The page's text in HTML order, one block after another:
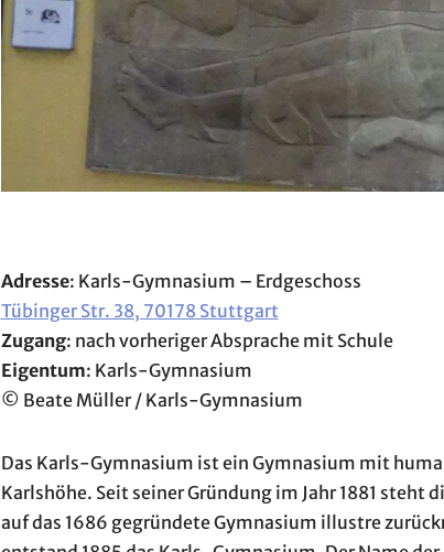
Adresse: Karls-Gymnasium – Erdgeschoss
Tübinger Str. 38, 70178 Stuttgart
Zugang: nach vorheriger Absprache mit Schule
Eigentum: Karls-Gymnasium
© Beate Müller / Karls-Gymnasium
Das Karls-Gymnasium ist ein Gymnasium mit
Karlshöhe. Seit seiner Gründung im Jahr 1881
auf das 1686 gegründete Gymnasium illustre